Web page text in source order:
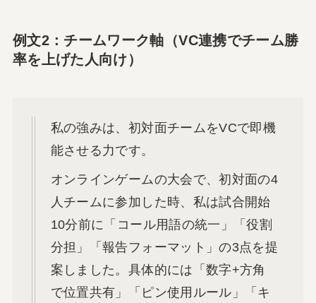
例文2：チームワーク軸（VC連携でチーム勝
率を上げた人向け）
私の強みは、初対面チームをVCで即機
能させる力です。
オンラインゲームの大会で、初対面の4
人チームに参加した時、私は試合開始
10分前に「コール用語の統一」「役割
分担」「報告フォーマット」の3点を提
案しました。具体的には「数字+方角
で位置共有」「ピン使用ルール」「キ